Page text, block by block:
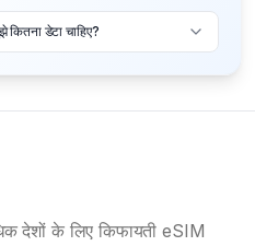
कितना डेटा चाहिए?
देशों के लिए किफायती eSIM